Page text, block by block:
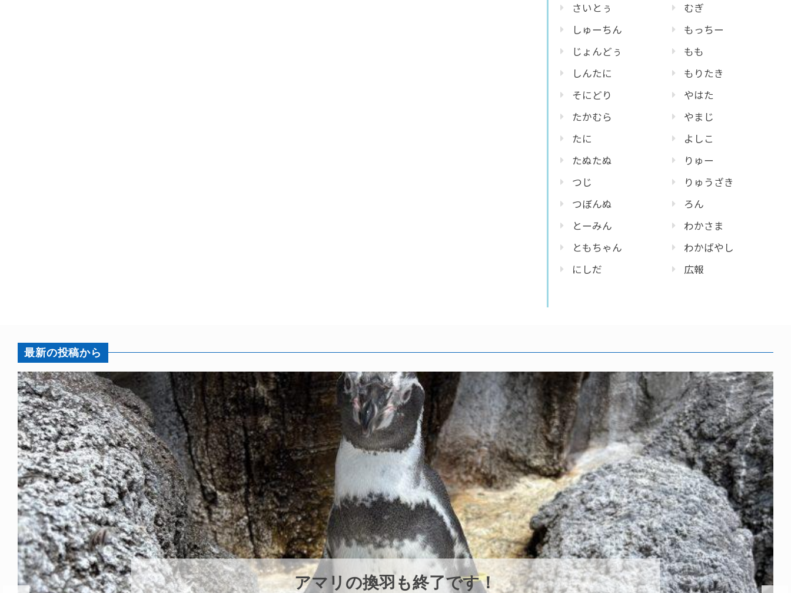
さいとぅ
しゅーちん
じょんどぅ
しんたに
そにどり
たかむら
たに
たぬたぬ
つじ
つぼんぬ
とーみん
ともちゃん
にしだ
むぎ
もっちー
もも
もりたき
やはた
やまじ
よしこ
りゅー
りゅうざき
ろん
わかさま
わかばやし
広報
最新の投稿から
トビウオ幼魚展示中！